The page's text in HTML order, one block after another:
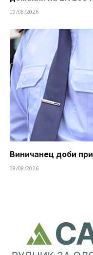
09/08/2026
Виничанец доби
08/08/2026